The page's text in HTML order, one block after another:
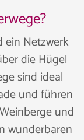
ein Netzwerk
die Hügel
sind ideal
und führen
und
wunderbaren